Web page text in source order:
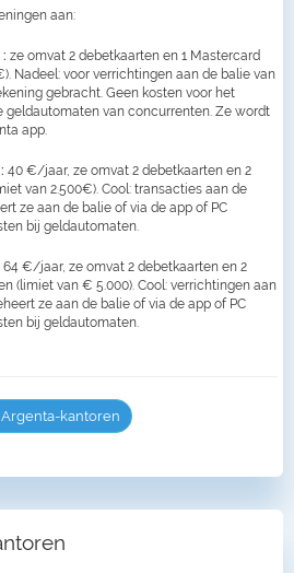
aan:
: ze omvat 2 debetkaarten en 1 Mastercard
Nadeel: voor verrichtingen aan de balie van
gebracht. Geen kosten voor het
geldautomaten van concurrenten. Ze wordt
app.
40 €/jaar, ze omvat 2 debetkaarten en 2
van 2.500€). Cool: transacties aan de
ze aan de balie of via de app of PC
bij geldautomaten.
64 €/jaar, ze omvat 2 debetkaarten en 2
(limiet van € 5.000). Cool: verrichtingen aan
ze aan de balie of via de app of PC
bij geldautomaten.
kantoren